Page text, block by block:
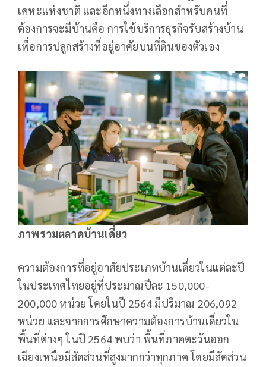
เคหะแห่งชาติ และอีกหนึ่งทางเลือกสำหรับคนที่
ต้องการจะมีบ้านคือ การใช้บริการธุรกิจรับสร้างบ้าน
เพื่อการปลูกสร้างที่อยู่อาศัยบนที่ดินของตัวเอง
ภาพรวมตลาดบ้านเดี่ยว
ความต้องการที่อยู่อาศัยประเภทบ้านเดี่ยวในแต่ละปี
ในประเทศไทยอยู่ที่ประมาณปีละ 150,000-
200,000 หน่วย โดยในปี 2564 มีปริมาณ 206,092
หน่วย และจากการศึกษาความต้องการบ้านเดี่ยวใน
พื้นที่ต่างๆ ในปี 2564 พบว่า พื้นที่ภาคตะวันออก
เฉียงเหนือมีสัดส่วนที่สูงมากกว่าทุกภาค โดยมีสัดส่วน